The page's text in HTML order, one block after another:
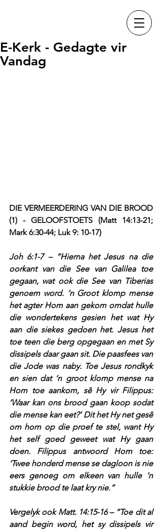
E-Kerk - Gedagte vir
Vandag
DIE VERMEERDERING VAN DIE BROOD
(1) - GELOOFSTOETS (Matt 14:13-21;
Mark 6:30-44; Luk 9: 10-17)
Joh 6:1-7 – “Hierna het Jesus na die
oorkant van die See van Galilea toe
gegaan, wat ook die See van Tiberias
genoem word. ’n Groot klomp mense
het agter Hom aan gekom omdat hulle
die wondertekens gesien het wat Hy
aan die siekes gedoen het. Jesus het
toe teen die berg opgegaan en met Sy
dissipels daar gaan sit. Die paasfees van
die Jode was naby. Toe Jesus rondkyk
en sien dat ‘n groot klomp mense na
Hom toe aankom, sê Hy vir Filippus:
‘Waar kan ons brood gaan koop sodat
die mense kan eet?’ Dit het Hy net gesê
om hom op die proef te stel, want Hy
het self goed geweet wat Hy gaan
doen. Filippus antwoord Hom toe:
‘Twee honderd mense se dagloon is nie
eers genoeg om elkeen van hulle ‘n
stukkie brood te laat kry nie.”
Vergelyk ook Matt. 14:15-16 – “Toe dit al
aand begin word, het sy dissipels vir